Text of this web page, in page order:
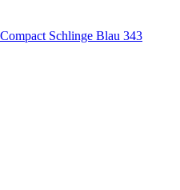
Schlinge Blau 343